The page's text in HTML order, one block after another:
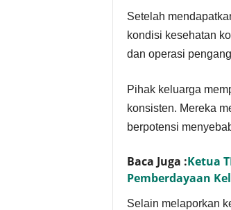
Setelah
kondisi kesehatan
dan operasi
Pihak keluarga
konsisten. Mereka
berpotensi
Baca Juga :Ketua
Pemberdayaan
Selain melaporkan